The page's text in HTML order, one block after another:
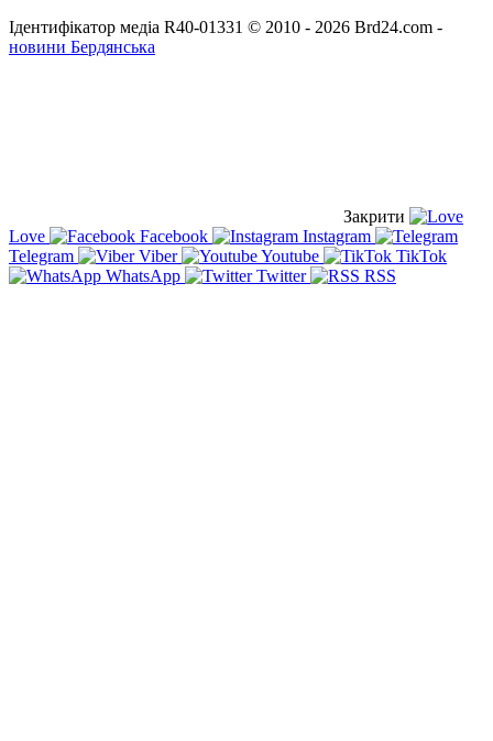
Ідентифікатор медіа R40-01331 © 2010 - 2026 Brd24.com -
новини Бердянська
Закрити
Love
Facebook
Instagram
Telegram
Viber Youtube
TikTok
WhatsApp
Twitter RSS